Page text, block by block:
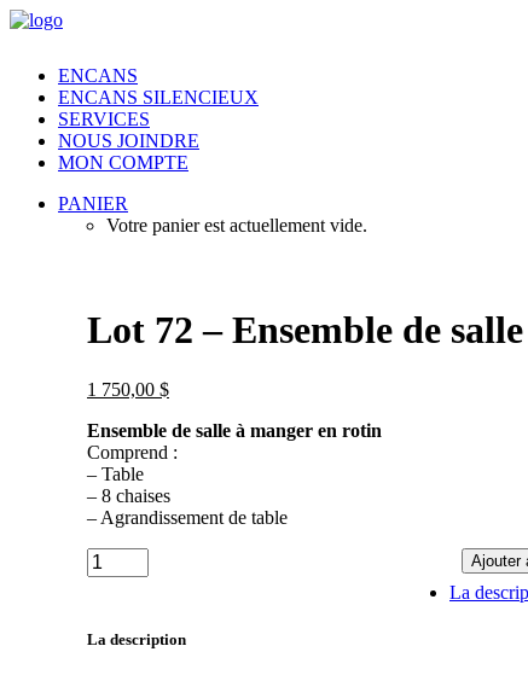
ENCANS
ENCANS SILENCIEUX
SERVICES
NOUS JOINDRE
MON COMPTE
PANIER
Votre panier est actuellement vide.
Lot 72 – Ensemble de
1 750,00 $
Ensemble de salle à manger en rotin
Comprend :
– Table
– 8 chaises
– Agrandissement de table
Lot
72
de
Ajouter
La
La description